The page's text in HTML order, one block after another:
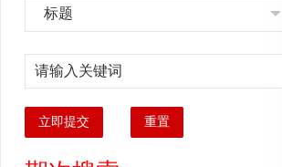
标题
立即提交 重置